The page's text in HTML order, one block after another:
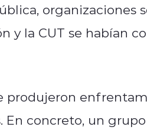
organizaciones
y la CUT se habían
produjeron
En concreto, un